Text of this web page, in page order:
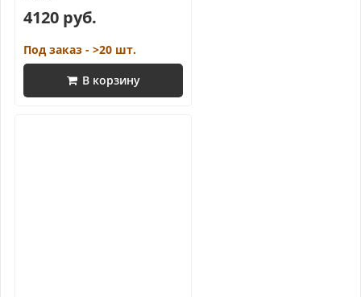
4120 руб.
Под заказ - >20 шт.
В корзину